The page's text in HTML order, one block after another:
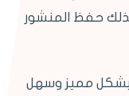
حفظ المنشور
مميز وسهل